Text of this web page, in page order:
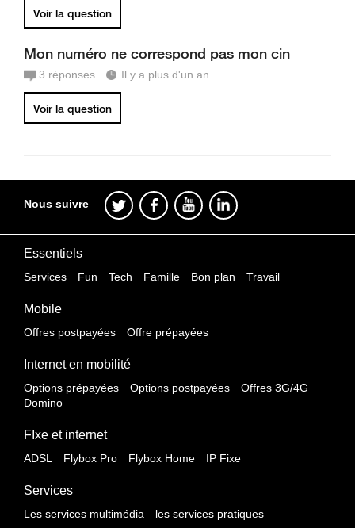
Voir la question
Mon numéro ne correspond pas mon cin
3 réponses Il y a plus d'un an
Voir la question
Nous suivre
Essentiels
Services Fun Tech Famille Bon plan Travail
Mobile
Offres postpayées Offre prépayées
Internet en mobilité
Options prépayées Options postpayées
Offres 3G/4G
Domino
FIxe et internet
ADSL Flybox Pro Flybox Home IP Fixe
Services
Les services multimédia les services pratiques